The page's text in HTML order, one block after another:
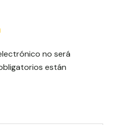
no será
están